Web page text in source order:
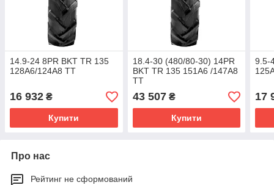
14.9-24 8PR BKT TR 135
128A6/124A8 TT
16 932 ₴
Купити
18.4-30 (480/80-30) 14PR
BKT TR 135 151A6 /147A8
TT
43 507₴
Купити
9.5-
17
Про нас
Рейтинг не сформований